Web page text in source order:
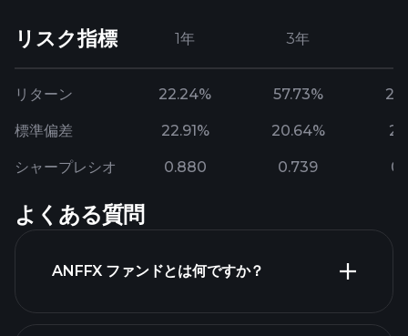
リスク指標 1年 3年
リターン 22.24% 57.73%
標準偏差 22.91% 20.64%
シャープレシオ 0.880 0.739
よくある質問
ANFFX ファンドとは何ですか？